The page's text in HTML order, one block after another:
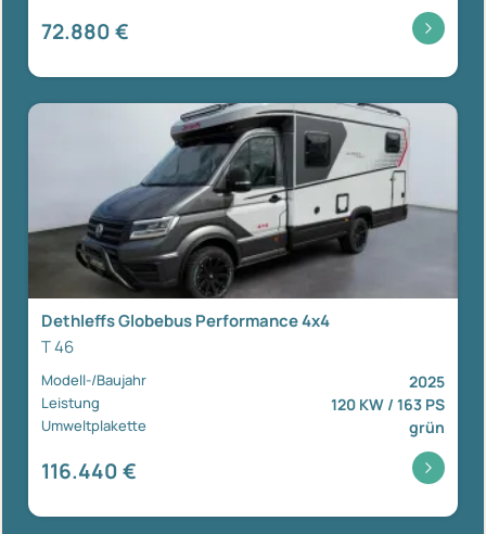
72.880 €
Dethleffs Globebus Performance 4x4
T 46
Modell-/Baujahr 2025
Leistung 120 KW / 163 PS
Umweltplakette grün
116.440 €